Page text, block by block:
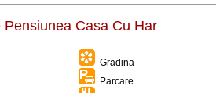
Casa Cu Har
Gradina
Parcare